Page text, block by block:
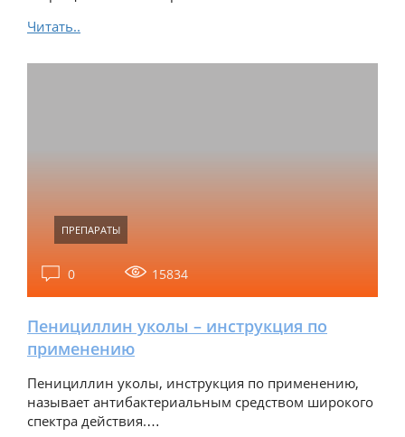
Читать..
ПРЕПАРАТЫ
0 15834
Пенициллин уколы – инструкция по
применению
Пенициллин уколы, инструкция по применению,
называет антибактериальным средством широкого
спектра действия.…